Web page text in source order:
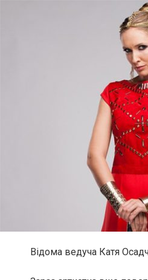
Відома ведуча Катя